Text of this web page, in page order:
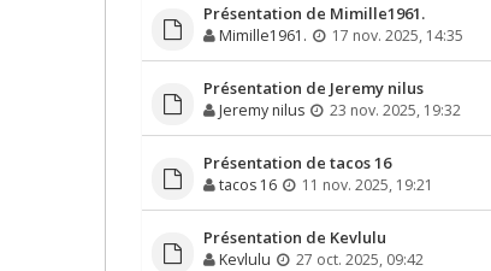
Présentation de Mimille1961.
Mimille1961. 17 nov. 2025, 14:35
Présentation de Jeremy nilus
Jeremy nilus 23 nov. 2025, 19:32
Présentation de tacos 16
tacos 16 11 nov. 2025, 19:21
Présentation de Kevlulu
Kevlulu 27 oct. 2025, 09:42